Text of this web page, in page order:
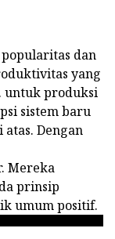
dan
yang
untuk produksi
sistem baru
Dengan
Mereka
prinsip
umum positif.